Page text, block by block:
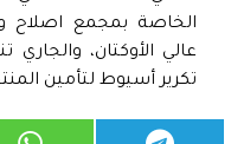
عالي الأوكتان،
تكرير أسيوط لتأمين